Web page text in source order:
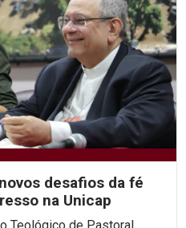
desafios da fé
na Unicap